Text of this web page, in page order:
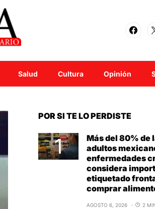
Salud Cultura Opinión
POR SI TE LO PERDISTE
Más del 80% de
adultos
enfermedades
considera
etiquetado
comprar
AGOSTO 6, 2026 2